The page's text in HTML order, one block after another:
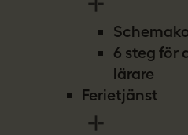
6 steg för
lärare
Ferietjänst